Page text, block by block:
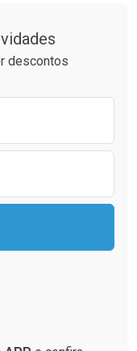
descontos